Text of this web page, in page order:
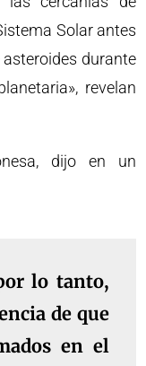
Solar antes
durante
revelan
dijo en un
lo tanto,
de que
en el